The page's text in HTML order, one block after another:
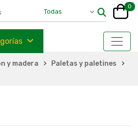
0
y madera
Paletas y paletines